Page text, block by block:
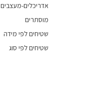
אדריכלים-מעצבים
מוסתרים
שטיחים לפי מידה
שטיחים לפי סוג